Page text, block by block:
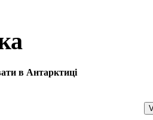
в Антарктиці